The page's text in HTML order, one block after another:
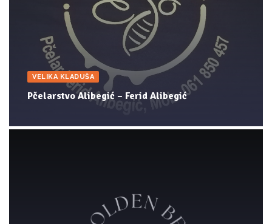
VELIKA KLADUŠA
Pčelarstvo Alibegić – Ferid Alibegić